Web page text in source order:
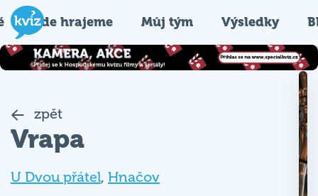
Kde hrajeme Můj tým Výsledky
zpět
Vrapa
U Dvou přátel, Hnačov